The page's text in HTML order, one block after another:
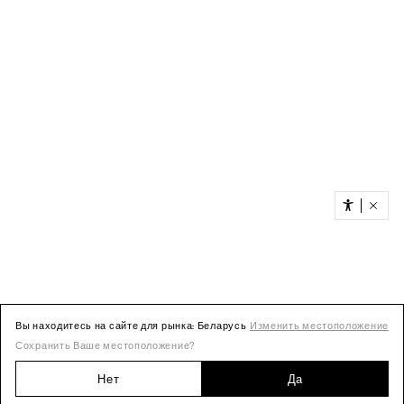
Вы находитесь на сайте для рынка: Беларусь Изменить местоположение
Сохранить Ваше местоположение?
Нет Да